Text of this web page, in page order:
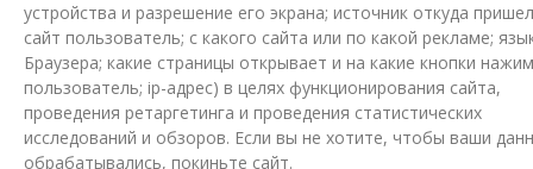
устройства и разрешение его экрана; источник откуда
сайт пользователь; с какого сайта или по какой рекламе;
Браузера; какие страницы открывает и на какие кнопки
пользователь; ip-адрес) в целях функционирования сайта,
проведения ретаргетинга и проведения статистических
исследований и обзоров. Если вы не хотите, чтобы ваши
обрабатывались, покиньте сайт.